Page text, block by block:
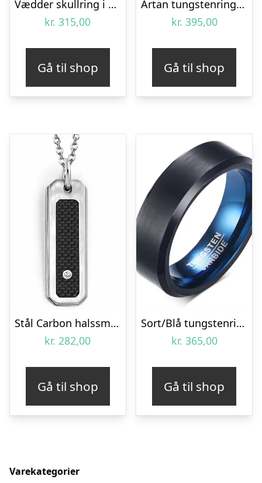
Vædder skullring i ædelstål.
kr. 315,00
Gå til shop
Artan tungstenring sort matteret
kr. 395,00
Gå til shop
Stål Carbon halssmykke med CZ
kr. 282,00
Gå til shop
Sort/Blå tungstenring
kr. 365,00
Gå til shop
Varekategorier